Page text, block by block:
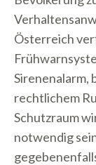
Österreich
rechtlichem
Schutzraum
notwendig